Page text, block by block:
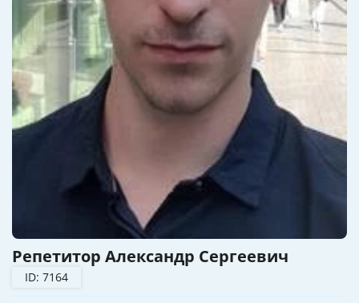
Репетитор Александр Сергеевич
ID: 7164